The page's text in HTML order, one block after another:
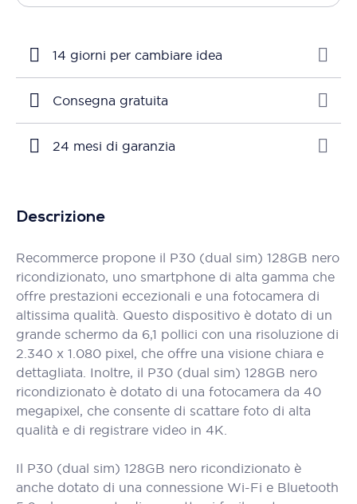
14 giorni per cambiare idea
Consegna gratuita
24 mesi di garanzia
Descrizione
Recommerce propone il P30 (dual sim) 128GB nero
ricondizionato, uno smartphone di alta gamma che
offre prestazioni eccezionali e una fotocamera di
altissima qualità. Questo dispositivo è dotato di un
grande schermo da 6,1 pollici con una risoluzione di
2.340 x 1.080 pixel, che offre una visione chiara e
dettagliata. Inoltre, il P30 (dual sim) 128GB nero
ricondizionato è dotato di una fotocamera da 40
megapixel, che consente di scattare foto di alta
qualità e di registrare video in 4K.
Il P30 (dual sim) 128GB nero ricondizionato è
anche dotato di una connessione Wi-Fi e Bluetooth